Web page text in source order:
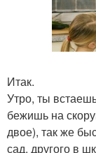
Итак.
Утро, ты
бежишь на
двое), так же
сад, другого в